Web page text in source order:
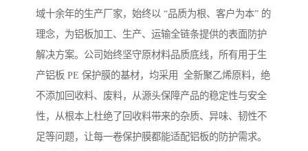
域十余年的生产厂家，始终以 “品质为根、客户为本” 的
理念，为铝板加工、生产、运输全链条提供的表面防护
解决方案。公司始终坚守原材料品质底线，所有用于生
产铝板 PE 保护膜的基材，均采用 全新聚乙烯原料，绝
不添加回收料、废料，从源头保障产品的稳定性与安全
性，从根本上杜绝了回收料带来的杂质、异味、韧性不
足等问题，让每一卷保护膜都能适配铝板的防护需求。